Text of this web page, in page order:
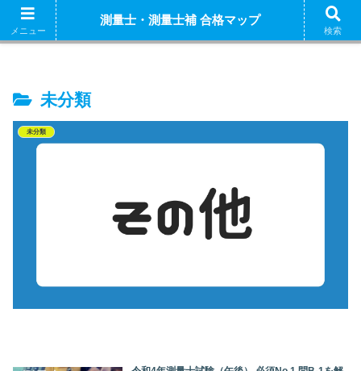
ホーム 測量
未分類
未分類
メニュー
測量士・測量士補 合格マップ
検索